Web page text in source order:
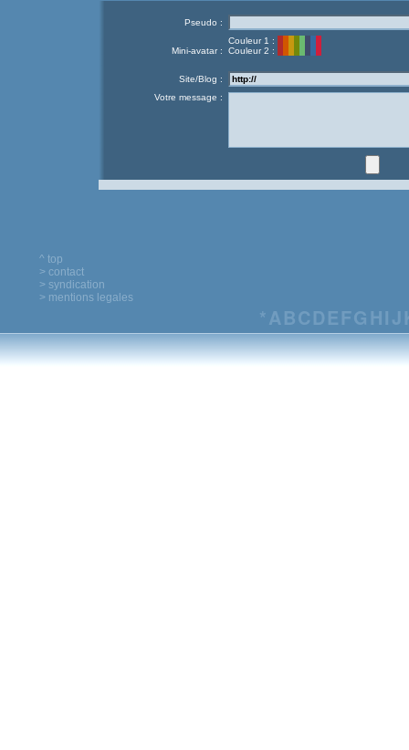
Pseudo :
Mini-avatar :
Couleur 1 :
Couleur 2 :
Site/Blog :
Votre message :
^ top
> contact
> syndication
> mentions legales
*ABCDEFG HIJ